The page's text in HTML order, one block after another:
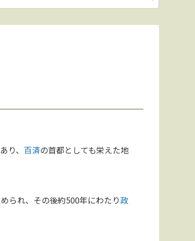
り、 百済の首都としても栄えた地
られ、その後約500年にわたり政